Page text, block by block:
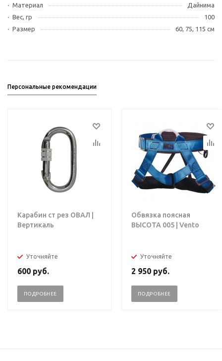
Материал
Дайнима
Вес, гр
100
Размер
60, 75, 115 см
Персональные рекомендации
Карабин ст рез ОВАЛ |
Вертикаль
Уточняйте
600 руб.
ПОДРОБНЕЕ
Обвязка поясная
ВЫСОТА 005 | Vento
Уточняйте
2 950 руб.
ПОДРОБНЕЕ